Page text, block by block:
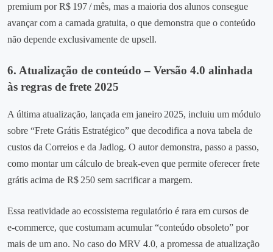
premium por R$ 197 / mês, mas a maioria dos alunos consegue
avançar com a camada gratuita, o que demonstra que o conteúdo
não depende exclusivamente de upsell.
6. Atualização de conteúdo – Versão 4.0 alinhada
às regras de frete 2025
A última atualização, lançada em janeiro 2025, incluiu um módulo
sobre “Frete Grátis Estratégico” que decodifica a nova tabela de
custos da Correios e da Jadlog. O autor demonstra, passo a passo,
como montar um cálculo de break‑even que permite oferecer frete
grátis acima de R$ 250 sem sacrificar a margem.
Essa reatividade ao ecossistema regulatório é rara em cursos de
e‑commerce, que costumam acumular “conteúdo obsoleto” por
mais de um ano. No caso do MRV 4.0, a promessa de atualização